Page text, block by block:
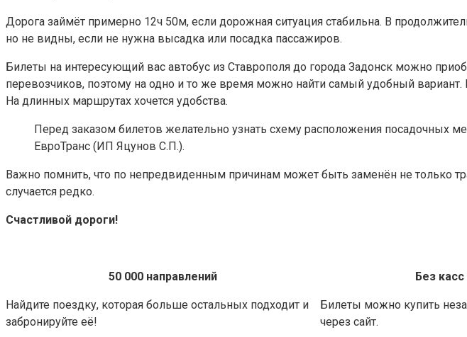
Дорога займёт примерно 12ч 50м, если дорожная ситуация стабильна. В
но не видны, если не нужна высадка или посадка пассажиров.
Билеты на интересующий вас автобус из Ставрополя до города Задонск можно
перевозчиков, поэтому на одно и то же время можно найти самый удобный вариант.
На длинных маршрутах хочется удобства.
Перед заказом билетов желательно узнать схему расположения посадочных
ЕвроТранс (ИП Яцунов С.П.).
Важно помнить, что по непредвиденным причинам может быть заменён не только
случается редко.
Счастливой дороги!
50 000 направлений
Найдите поездку, которая больше остальных подходит и
забронируйте её!
Без
Билеты можно купить
через сайт.